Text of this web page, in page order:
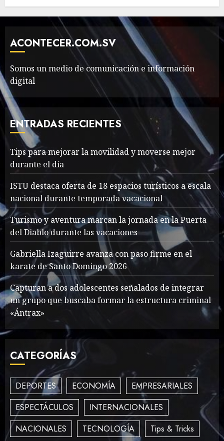
The full story of
Thailand’s extraordinary
cave rescue
MAYO 14, 2024 1002
7
Valentino Goes
Deliberately Feminine for
Fall 2018
MAYO 16, 2024 766
1
Searching for the
forgotten heroes of World
War Two
MAYO 14, 2024 860
2
What’s Scarier Than the
Sex Talk? Its About Weight
MAYO 14, 2024 862
3
How To Write Award
How Many of These Italian
Foods Have You Tried?
MAYO 14, 2024 811
ACONTECER.COM.SV
Somos un medio de comunicación e información
digital
ENTRADAS RECIENTES
Tips para mejorar la movilidad y moverse mejor
durante el día
ISTU destaca oferta de 18 espacios turísticos a escala
nacional durante temporada vacacional
Turismo y aventura marcan la jornada en la Puerta
del Diablo durante las vacaciones
Gabriella Izaguirre avanza con paso firme en el
karate de Santo Domingo 2026
Capturan a dos adolescentes señalados de integrar
un grupo que buscaba formar la estructura criminal
«Ántrax»
CATEGORÍAS
DEPORTES ECONOMÍA
EMPRESARIALES
ESPECTÁCULOS
INTERNACIONALES
NACIONALES
TECNOLOGÍA Tips & Tricks